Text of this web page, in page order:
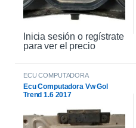
Inicia sesión o regístrate
para ver el precio
ECU COMPUTADORA
Ecu Computadora Vw Gol
Trend 1.6 2017